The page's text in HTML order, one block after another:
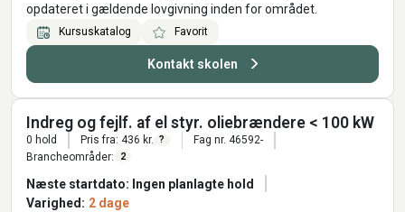
opdateret i gældende lovgivning inden for området.
Kursuskatalog Favorit
Kontakt skolen
Indreg og fejlf. af el styr. oliebrændere < 100 kW
0 hold Pris fra: 436 kr. ?
Fag nr. 46592-
Brancheområder:
2
Næste startdato: Ingen planlagte hold
Varighed: 2 dage